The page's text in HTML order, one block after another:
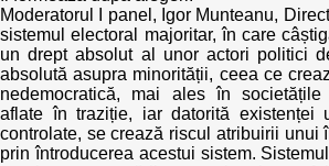
Moderatorul I panel, Igor Munteanu,
sistemul electoral majoritar, în care
un drept absolut al unor actori politici
absolută asupra minorității, ceea ce
nedemocratică, mai ales în societățile
aflate în traziție, iar datorită existenței
controlate, se crează riscul atribuirii unui
prin întroducerea acestui sistem.